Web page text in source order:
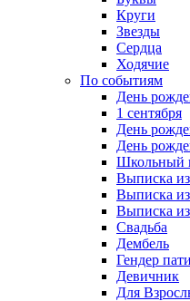
Круги
Звезды
Сердца
Ходячие
По событиям
День
1 сентября
День
День
Школьный
Выписка
Выписка
Выписка
Свадьба
Дембель
Гендер пати
Девичник
Для